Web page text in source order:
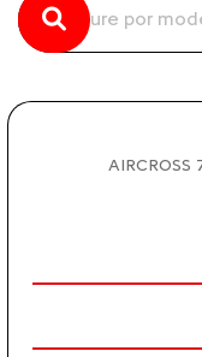
AIRCROSS